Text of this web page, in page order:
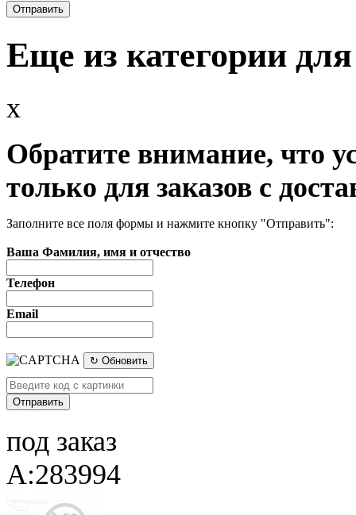
Еще из категории
x
Обратите внимание, что
только для заказов с
Заполните все поля формы и нажмите кнопку "Отправить":
Ваша Фамилия, имя и отчество
Телефон
Email
↻ Обновить
под заказ
A:283994